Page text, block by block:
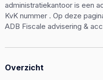
administratiekantoor is een
KvK nummer . Op deze
ADB Fiscale advisering &
Overzicht